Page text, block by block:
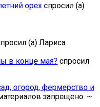
орех спросил (а)
(а) Лариса
в конце мая? спросил
огород, фермерство и
запрещено. ~